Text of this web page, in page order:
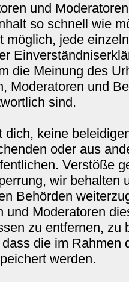
und
so schnell wie
möglich, jede
die Meinung des
Moderatoren und
sind.
dich, keine
oder aus
Verstöße
wir behalten
Behörden
und Moderatoren
zu entfernen, zu
die im Rahmen
werden.